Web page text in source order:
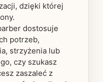
dzięki której
dostosuje
potrzeb,
strzyżenia lub
czy szukasz
zaszaleć z